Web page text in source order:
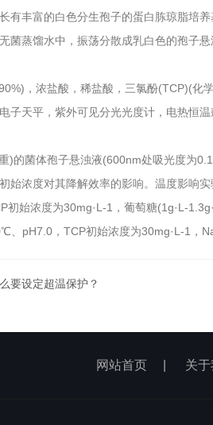
有丰富的白色分生孢子的蛋白胨琼脂培
菌蒸馏水中，振荡分散成乳白色的孢子
，浓盐酸，稀盐酸，三氯酚(TCP)(化
子天平，紫外可见分光光度计，电热恒
)的菌体孢子悬浊液(600nm处吸光度为
始浓度对其降解效率的影响。温度影
始浓度为30mg·L-1，葡萄糖(1g·L-
、pH7.0，TCP初始浓度为30mg·L-1，
要设定超温保护？
网站首页 关